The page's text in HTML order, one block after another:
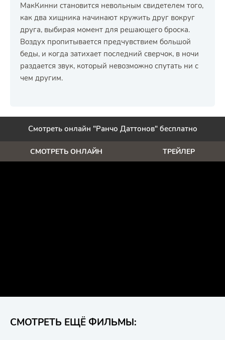
МакКинни становится невольным свидетелем того,
как два хищника начинают кружить друг вокруг
друга, выбирая момент для решающего броска.
Воздух пропитывается предчувствием большой
беды, и когда затихает последний сверчок, в ночи
раздается звук, который невозможно спутать ни с
чем другим.
Смотреть онлайн "Ранчо Даттонов" бесплатно
СМОТРЕТЬ ОНЛАЙН ТРЕЙЛЕР
СМОТРЕТЬ ЕЩЁ ФИЛЬМЫ: